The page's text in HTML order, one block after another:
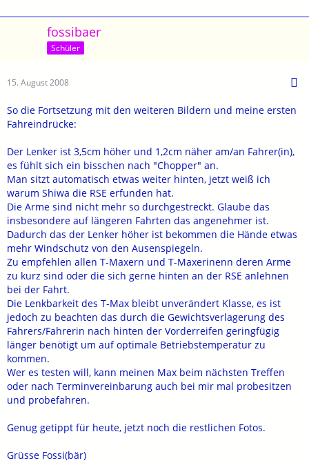
fossibaer
Schüler
15. August 2008
So die Fortsetzung mit den weiteren Bildern und meine ersten
Fahreindrücke:
Der Lenker ist 3,5cm höher und 1,2cm näher am/an Fahrer(in),
es fühlt sich ein bisschen nach "Chopper" an.
Man sitzt automatisch etwas weiter hinten, jetzt weiß ich
warum Shiwa die RSE erfunden hat.
Die Arme sind nicht mehr so durchgestreckt. Glaube das
insbesondere auf längeren Fahrten das angenehmer ist.
Dadurch das der Lenker höher ist bekommen die Hände etwas
mehr Windschutz von den Ausenspiegeln.
Zu empfehlen allen T-Maxern und T-Maxerinenn deren Arme
zu kurz sind oder die sich gerne hinten an der RSE anlehnen
bei der Fahrt.
Die Lenkbarkeit des T-Max bleibt unverändert Klasse, es ist
jedoch zu beachten das durch die Gewichtsverlagerung des
Fahrers/Fahrerin nach hinten der Vorderreifen geringfügig
länger benötigt um auf optimale Betriebstemperatur zu
kommen.
Wer es testen will, kann meinen Max beim nächsten Treffen
oder nach Terminvereinbarung auch bei mir mal probesitzen
und probefahren.
Genug getippt für heute, jetzt noch die restlichen Fotos.
Grüsse Fossi(bär)